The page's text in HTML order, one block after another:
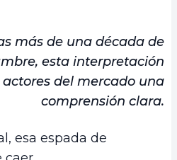
más de una década de
esta interpretación
actores del mercado una
comprensión clara.
esa espada de